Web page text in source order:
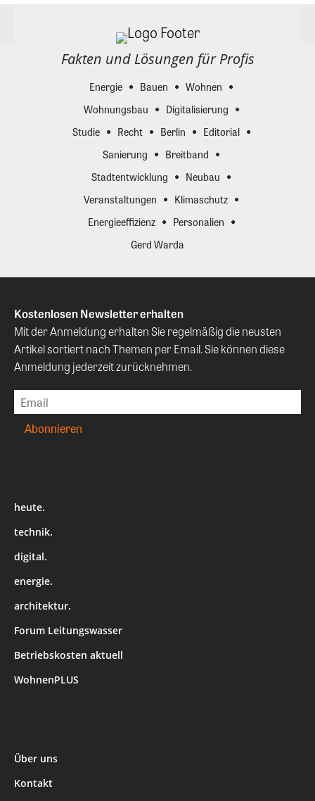
Fakten und Lösungen für Profis
Energie Bauen
Wohnen
Wohnungsbau
Digitalisierung
Studie
Recht Berlin
Editorial
Sanierung
Breitband
Stadtentwicklung
Neubau
Veranstaltungen
Klimaschutz
Energieeffizienz
Personalien
Gerd Warda
Kostenlosen Newsletter erhalten
Mit der Anmeldung erhalten Sie regelmäßig die neusten
Artikel sortiert nach Themen per Email. Sie können diese
Anmeldung jederzeit zurücknehmen.
heute.
technik.
digital.
energie.
architektur.
Forum Leitungswasser
Betriebskosten aktuell
WohnenPLUS
Über uns
Kontakt